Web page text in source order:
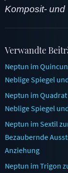
Komposit- und
Verwandte
Neptun im
Neblige Spiegel
Neptun im
Neblige Spiegel
Neptun im Sextil
Bezaubernde
Anziehung
Neptun im Trigon